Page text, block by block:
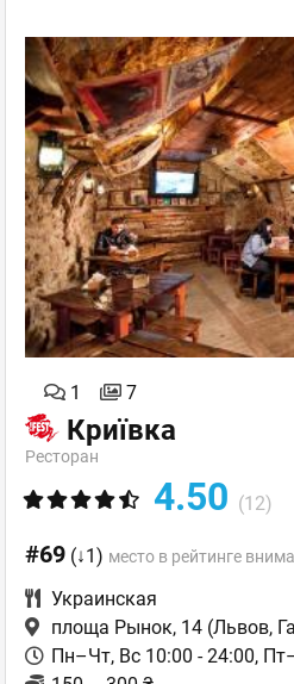
1 7
Криївка
Ресторан
4.50 (12)
#69 (↓1) место в рейтинге
Украинская
площа Рынок, 14 (Львов,
Пн–Чт, Вс 10:00 - 24:00,